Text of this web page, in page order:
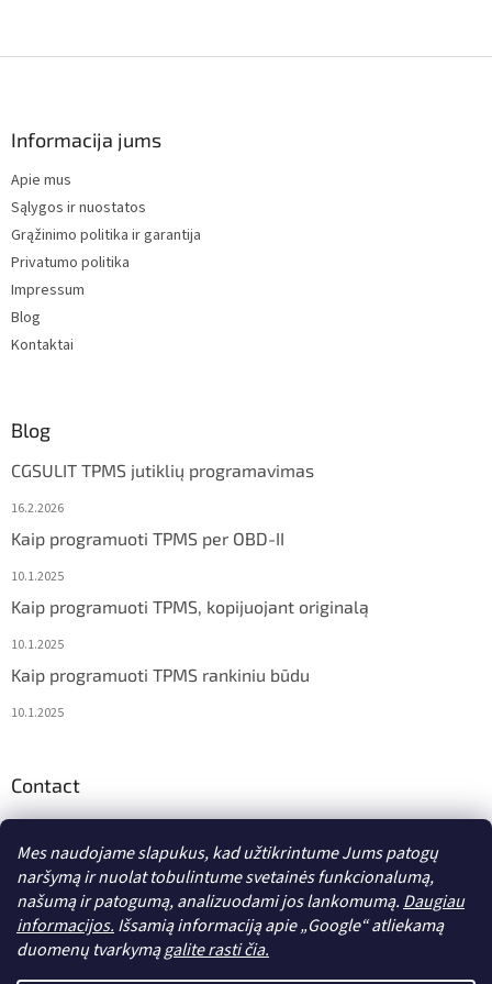
Mes naudojame slapukus, kad užtikrintume Jums patogų
naršymą ir nuolat tobulintume svetainės funkcionalumą,
našumą ir patogumą, analizuodami jos lankomumą. Daugiau
informacijos. Išsamią informaciją apie „Google“ atliekamą
duomenų tvarkymągalite rasti čia.
Informacija jums
Apie mus
Sąlygos ir nuostatos
Grąžinimo politika ir garantija
Privatumo politika
Impressum
Blog
Kontaktai
Blog
CGSULIT TPMS jutiklių programavimas
16.2.2026
Kaip programuoti TPMS per OBD-II
10.1.2025
Kaip programuoti TPMS, kopijuojant originalą
10.1.2025
Kaip programuoti TPMS rankiniu būdu
10.1.2025
Contact